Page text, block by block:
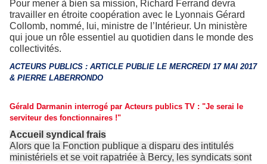
Pour mener à bien sa mission, Richard Ferrand devra
travailler en étroite coopération avec le Lyonnais Gérard
Collomb, nommé, lui, ministre de l’Intérieur. Un ministère
qui joue un rôle essentiel au quotidien dans le monde des
collectivités.
ACTEURS PUBLICS : ARTICLE PUBLIE LE MERCREDI 17 MAI 2017
& PIERRE LABERRONDO
Gérald Darmanin interrogé par Acteurs publics TV : "Je serai le
serviteur des fonctionnaires !"
Accueil syndical frais
Alors que la Fonction publique a disparu des intitulés
ministériels et se voit rapatriée à Bercy, les syndicats sont